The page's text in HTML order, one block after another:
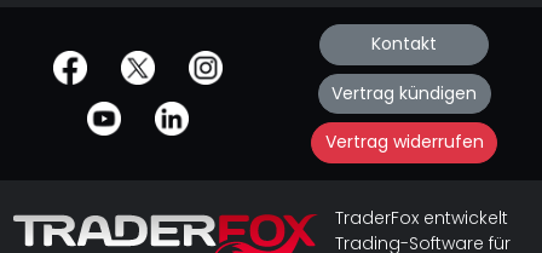
offizielle Social Media-Accounts Kontakt
Vertrag kündigen
Vertrag widerrufen
TraderFox entwickelt
Trading-Software für